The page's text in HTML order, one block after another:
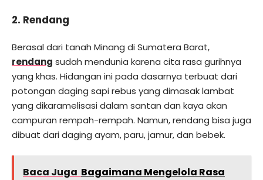
2. Rendang
Berasal dari tanah Minang di Sumatera Barat,
rendang sudah mendunia karena cita rasa gurihnya
yang khas. Hidangan ini pada dasarnya terbuat dari
potongan daging sapi rebus yang dimasak lambat
yang dikaramelisasi dalam santan dan kaya akan
campuran rempah-rempah. Namun, rendang bisa juga
dibuat dari daging ayam, paru, jamur, dan bebek.
Baca Juga Bagaimana Mengelola Rasa